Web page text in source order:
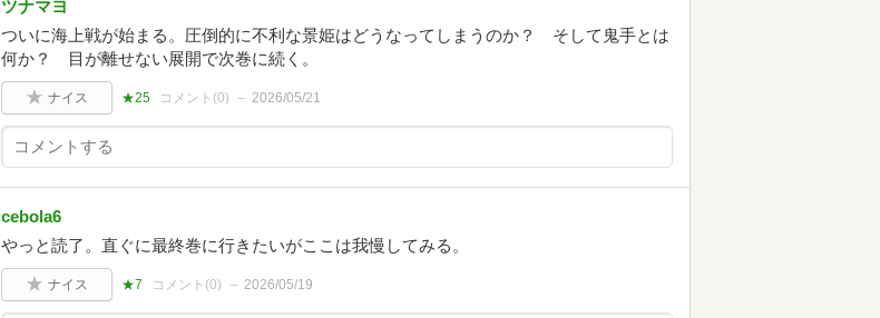
ツナマヨ
ついに海上戦が始まる。圧倒的に不利な景姫はどうなってしまうのか？ そして鬼手とは
何か？ 目が離せない展開で次巻に続く。
ナイス ★25 コメント(0) 2026/05/21
cebola6
やっと読了。直ぐに最終巻に行きたいがここは我慢してみる。
ナイス ★7 コメント(0) 2026/05/19